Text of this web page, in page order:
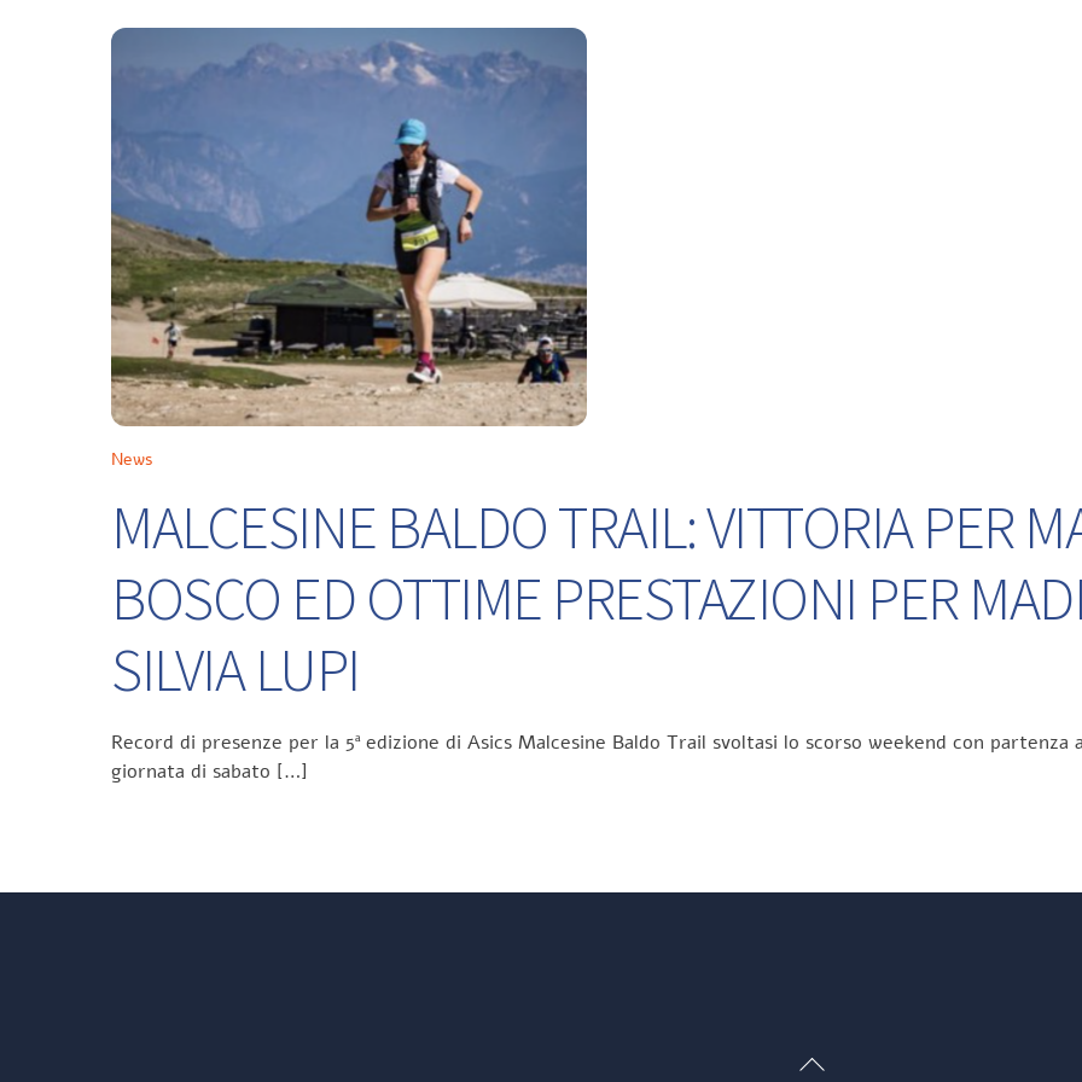
News
MALCESINE BALDO TRAIL: VITTORIA PER
BOSCO ED OTTIME PRESTAZIONI PER
SILVIA LUPI
Record di presenze per la 5ª edizione di Asics Malcesine Baldo Trail svoltasi lo scorso weekend con
giornata di sabato […]
Back